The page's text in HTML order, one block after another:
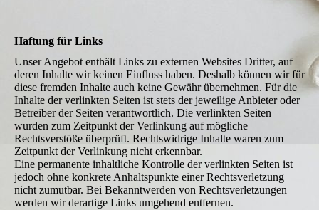
Haftung für Links
Unser Angebot enthält Links zu externen Websites Dritter, auf
deren Inhalte wir keinen Einfluss haben. Deshalb können wir für
diese fremden Inhalte auch keine Gewähr übernehmen. Für die
Inhalte der verlinkten Seiten ist stets der jeweilige Anbieter oder
Betreiber der Seiten verantwortlich. Die verlinkten Seiten
wurden zum Zeitpunkt der Verlinkung auf mögliche
Rechtsverstöße überprüft. Rechtswidrige Inhalte waren zum
Zeitpunkt der Verlinkung nicht erkennbar.
Eine permanente inhaltliche Kontrolle der verlinkten Seiten ist
jedoch ohne konkrete Anhaltspunkte einer Rechtsverletzung
nicht zumutbar. Bei Bekanntwerden von Rechtsverletzungen
werden wir derartige Links umgehend entfernen.